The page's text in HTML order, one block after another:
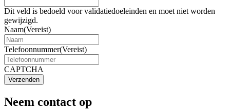
Dit veld is bedoeld voor validatiedoeleinden en moet niet worden
gewijzigd.
Naam(Vereist)
Telefoonnummer(Vereist)
CAPTCHA
Verzenden
Neem contact op